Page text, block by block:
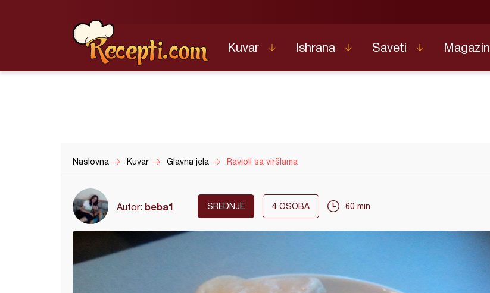
Kuvar Ishrana Saveti Magazin
Naslovna Kuvar Glavna jela Ravioli sa viršlama
Autor: beba1 SREDNJE 4 OSOBA 60 min